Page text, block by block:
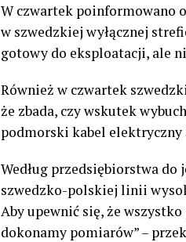
W czwartek poinformowano
w szwedzkiej wyłącznej
gotowy do eksploatacji, ale
Również w czwartek
że zbada, czy wskutek
podmorski kabel elektryczny
Według przedsiębiorstwa do
szwedzko-polskiej linii
Aby upewnić się, że
dokonamy pomiarów” –